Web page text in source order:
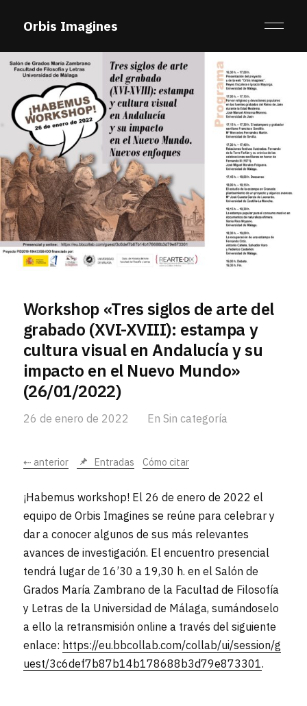
Orbis Imagines
Workshop «Tres siglos de arte del
grabado (XVI-XVIII): estampa y
cultura visual en Andalucía y su
impacto en el Nuevo Mundo»
(26/01/2022)
26 de enero de 2022 En Sin categoría
⇠ anterior Entradas Cómo citar
¡Habemus workshop! El 26 de enero de 2022 el
equipo de Orbis Imagines se reúne para celebrar y
dar a conocer algunos de sus más relevantes
avances de investigación. El encuentro presencial
tendrá lugar de 16’30 a 19,30 h. en el Salón de
Grados María Zambrano de la Facultad de Filosofía
y Letras de la Universidad de Málaga, sumándoselo
a ello la retransmisión online a través del siguiente
enlace: https://eu.bbcollab.com/collab/ui/session/g
uest/3c6def7b87b14b178688b3d79e873301.